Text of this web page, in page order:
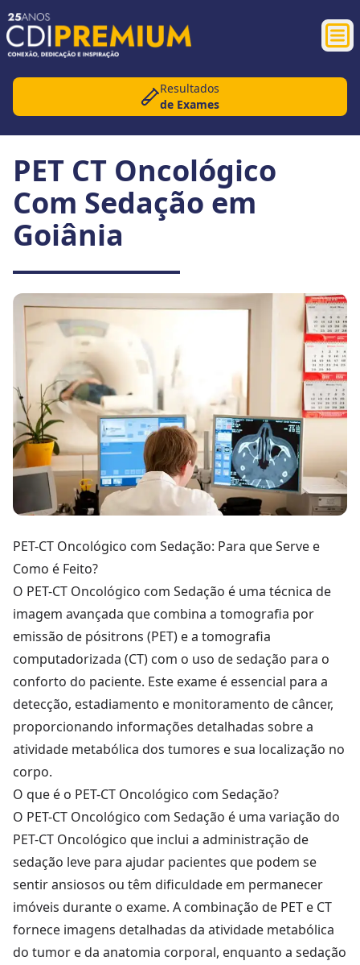
Resultados
de Exames
PET CT Oncológico
Com Sedação em
Goiânia
PET-CT Oncológico com Sedação: Para que Serve e
Como é Feito?
O PET-CT Oncológico com Sedação é uma técnica de
imagem avançada que combina a tomografia por
emissão de pósitrons (PET) e a tomografia
computadorizada (CT) com o uso de sedação para o
conforto do paciente. Este exame é essencial para a
detecção, estadiamento e monitoramento de câncer,
proporcionando informações detalhadas sobre a
atividade metabólica dos tumores e sua localização no
corpo.
O que é o PET-CT Oncológico com Sedação?
O PET-CT Oncológico com Sedação é uma variação do
PET-CT Oncológico que inclui a administração de
sedação leve para ajudar pacientes que podem se
sentir ansiosos ou têm dificuldade em permanecer
imóveis durante o exame. A combinação de PET e CT
fornece imagens detalhadas da atividade metabólica
do tumor e da anatomia corporal, enquanto a sedação